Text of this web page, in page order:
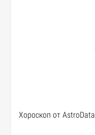
Хороскоп от AstroData